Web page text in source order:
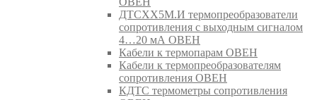
ДТСХХ5М.И термопреобразователи
сопротивления с выходным сигналом
4…20 мА ОВЕН
Кабели к термопарам ОВЕН
Кабели к термопреобразователям
сопротивления ОВЕН
КДТС термометры сопротивления